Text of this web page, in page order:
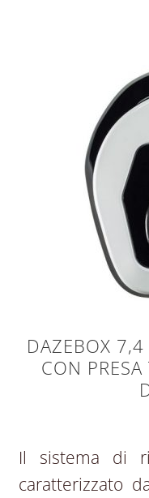
DAZEBOX
CON
Il sistema di
caratterizzato